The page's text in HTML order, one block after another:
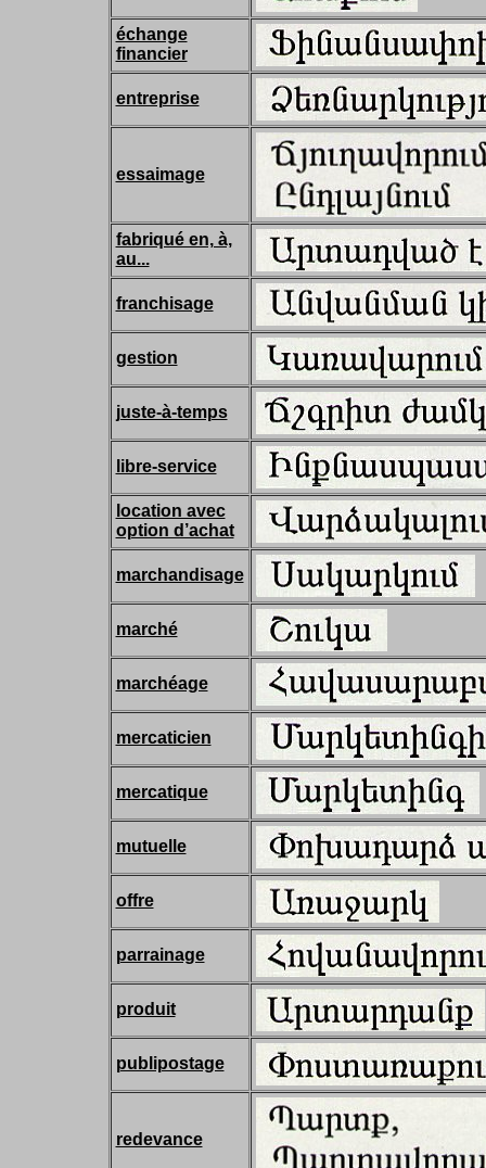
échange
financier
entreprise
essaimage
fabriqué en, à,
au...
franchisage
gestion
juste-à-temps
libre-service
location avec
option d’achat
marchandisage
marché
marchéage
mercaticien
mercatique
mutuelle
offre
parrainage
produit
publipostage
redevance